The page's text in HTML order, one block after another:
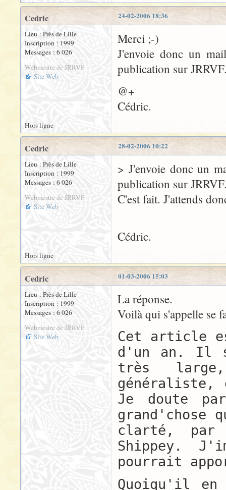
24-02-2006 18:36
Cedric
Lieu : Près de Lille
Inscription : 1999
Messages : 6 026
Webmestre de JRRVF
Site Web
Merci ;-)
J'envoie donc un
publication sur
@+
Cédric.
Hors ligne
28-02-2006 10:22
Cedric
Lieu : Près de Lille
Inscription : 1999
Messages : 6 026
Webmestre de JRRVF
Site Web
> J'envoie donc un
publication sur
C'est fait. J'attends
Cédric.
Hors ligne
01-03-2006 15:03
Cedric
Lieu : Près de Lille
Inscription : 1999
Messages : 6 026
Webmestre de JRRVF
Site Web
La réponse.
Voilà qui s'appelle se
Cet article
d'un an. Il
très
généraliste,
Je doute
clarté, par
Shippey.
pourrait
Quoiqu'il